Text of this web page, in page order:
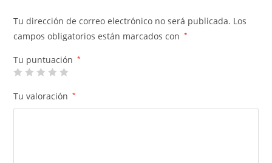
Tu dirección de correo electrónico no será publicada. Los
campos obligatorios están marcados con
*
Tu puntuación *
Tu valoración *